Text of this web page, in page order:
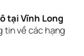
tại Vĩnh Long
tin về các hạng